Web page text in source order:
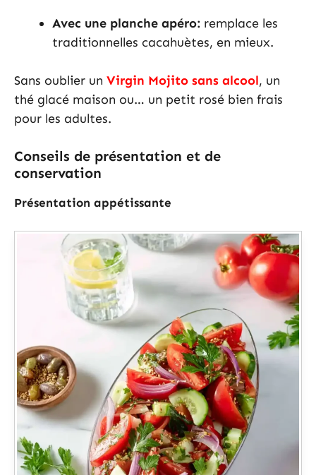
Avec une planche apéro: remplace les
traditionnelles cacahuètes, en mieux.
Sans oublier un Virgin Mojito sans alcool, un
thé glacé maison ou… un petit rosé bien frais
pour les adultes.
Conseils de présentation et de
conservation
Présentation appétissante